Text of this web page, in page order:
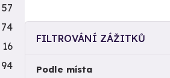
FILTROVÁNÍ ZÁŽITKŮ
Podle místa
57
74
16
94